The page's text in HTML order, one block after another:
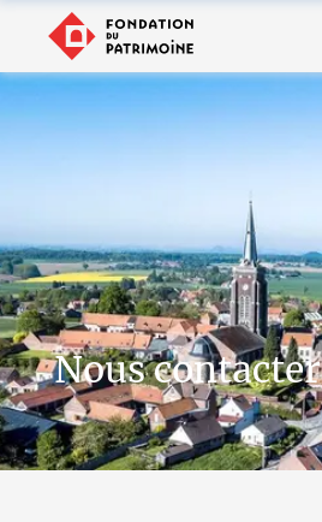
Nous contacter